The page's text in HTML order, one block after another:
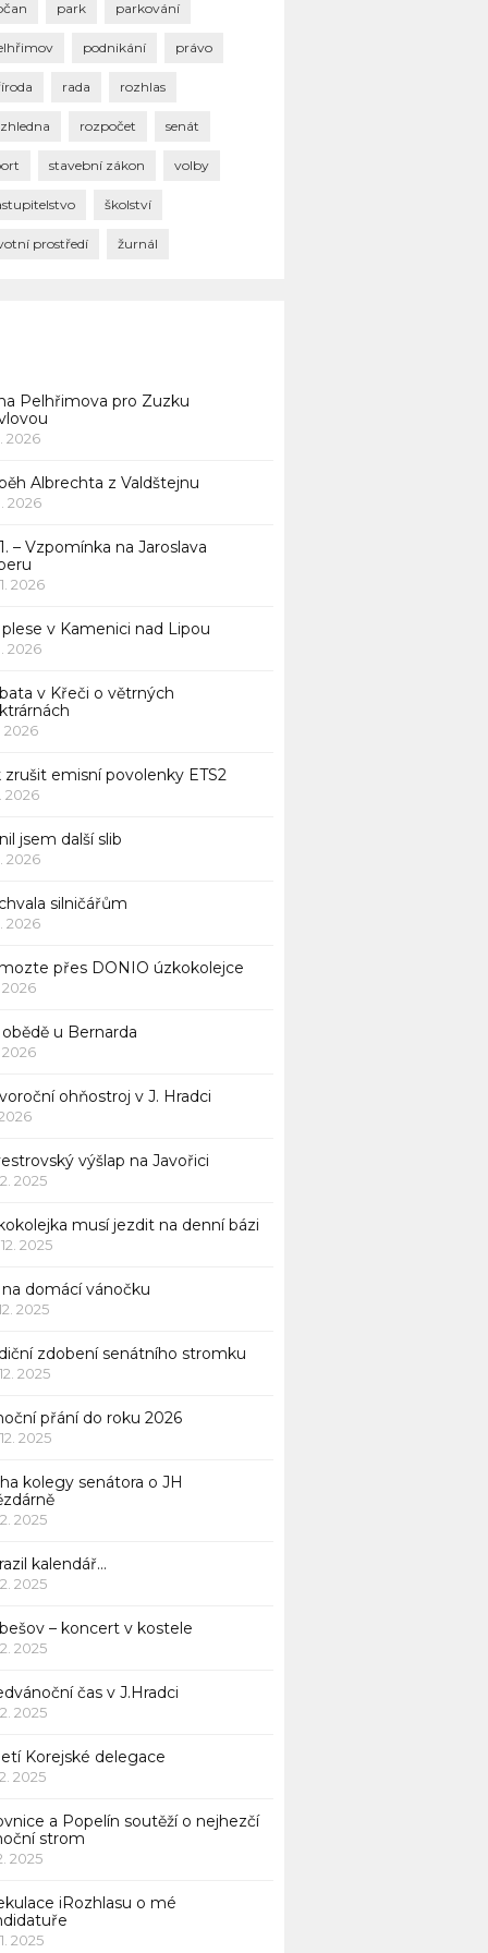
park parkování
podnikání právo
rada rozhlas
rozpočet senát
stavební zákon volby
školství
prostředí žurnál
Pelhřimova pro Zuzku
2026
Albrechta z Valdštejnu
2026
– Vzpomínka na Jaroslava
2026
v Kamenici nad Lipou
2026
v Křeči o větrných
2026
zrušit emisní povolenky ETS2
2026
jsem další slib
2026
silničářům
2026
přes DONIO úzkokolejce
2026
u Bernarda
2026
ohňostroj v J. Hradci
2026
výšlap na Javořici
2025
musí jezdit na denní bázi
2025
na domácí vánočku
2025
zdobení senátního stromku
2025
přání do roku 2026
2025
kolegy senátora o JH
2025
kalendář…
2025
– koncert v kostele
2025
čas v J.Hradci
2025
Korejské delegace
2025
a Popelín soutěží o nejhezčí
strom
2025
iRozhlasu o mé
2025